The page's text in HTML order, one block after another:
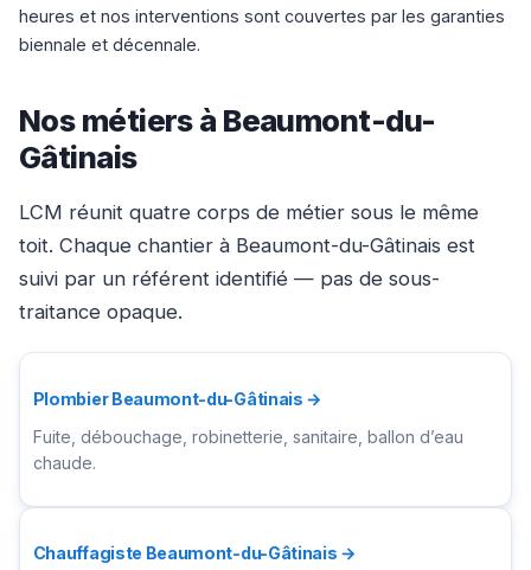
heures et nos interventions sont couvertes par les garanties
biennale et décennale.
Nos métiers à Beaumont-du-
Gâtinais
LCM réunit quatre corps de métier sous le même
toit. Chaque chantier à Beaumont-du-Gâtinais est
suivi par un référent identifié — pas de sous-
traitance opaque.
Plombier Beaumont-du-Gâtinais →
Fuite, débouchage, robinetterie, sanitaire, ballon d’eau
chaude.
Chauffagiste Beaumont-du-Gâtinais →